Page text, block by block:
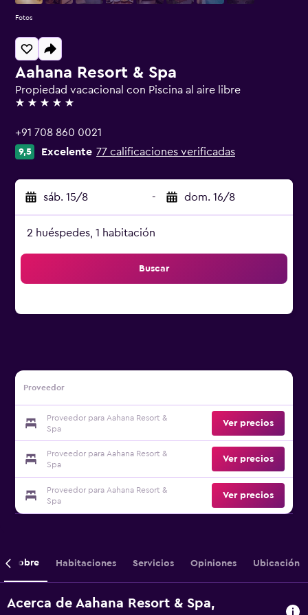
Aahana Resort & Spa
Propiedad vacacional con Piscina al aire libre
5 estrellas
+91 708 860 0021
9,5 Excelente 77 calificaciones verificadas
sáb. 15/8 - dom. 16/8
2 huéspedes, 1 habitación
Buscar
Proveedor
Proveedor para Aahana Resort &
Spa
Ver precios
Proveedor para Aahana Resort &
Spa
Ver precios
Proveedor para Aahana Resort &
Spa
Ver precios
Fotos
Sobre Habitaciones Servicios Opiniones Ubicación
Acerca de Aahana Resort & Spa,